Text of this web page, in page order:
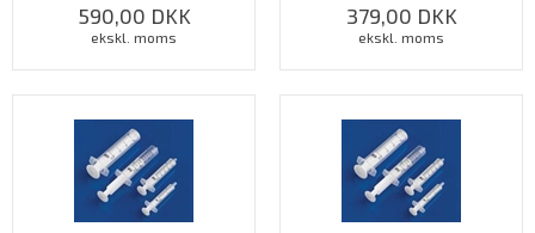
590,00 DKK
ekskl. moms
379,00 DKK
ekskl. moms